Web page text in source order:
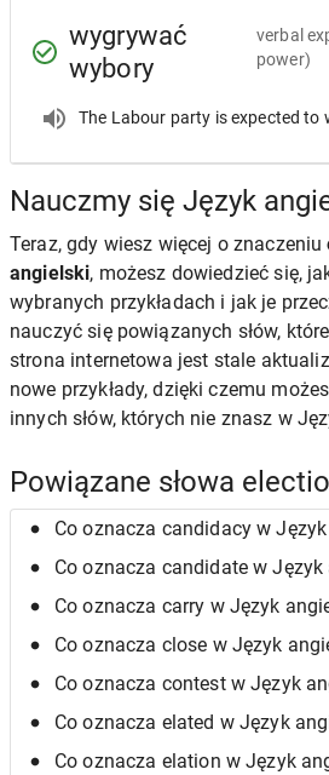
wygrywać
wybory
verbal
power)
The Labour party is expected to
Nauczmy się Język
Teraz, gdy wiesz więcej o znaczeniu
angielski, możesz dowiedzieć się,
wybranych przykładach i jak je
nauczyć się powiązanych słów,
strona internetowa jest stale
nowe przykłady, dzięki czemu
innych słów, których nie znasz w
Powiązane słowa
Co oznacza candidacy w
Co oznacza candidate w Język
Co oznacza carry w Język
Co oznacza close w Język
Co oznacza contest w Język
Co oznacza elated w Język
Co oznacza elation w Język